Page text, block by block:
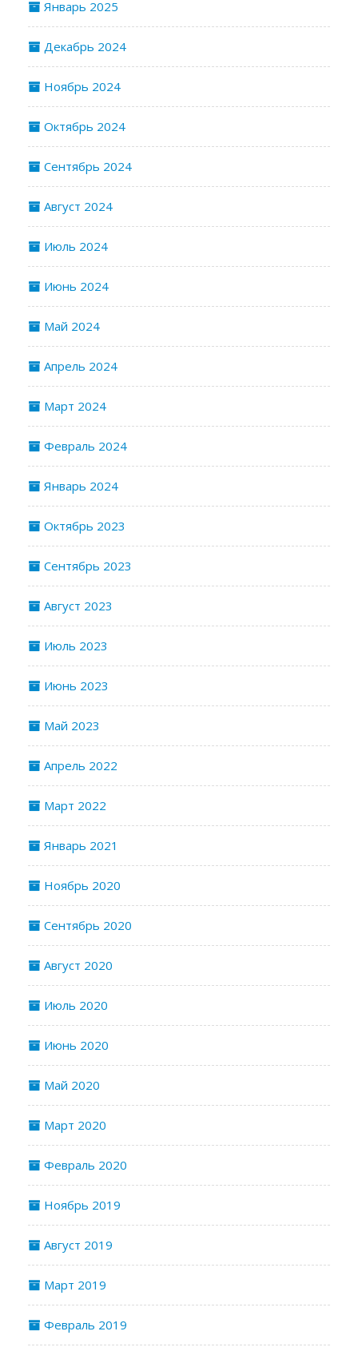
Январь 2025
Декабрь 2024
Ноябрь 2024
Октябрь 2024
Сентябрь 2024
Август 2024
Июль 2024
Июнь 2024
Май 2024
Апрель 2024
Март 2024
Февраль 2024
Январь 2024
Октябрь 2023
Сентябрь 2023
Август 2023
Июль 2023
Июнь 2023
Май 2023
Апрель 2022
Март 2022
Январь 2021
Ноябрь 2020
Сентябрь 2020
Август 2020
Июль 2020
Июнь 2020
Май 2020
Март 2020
Февраль 2020
Ноябрь 2019
Август 2019
Март 2019
Февраль 2019